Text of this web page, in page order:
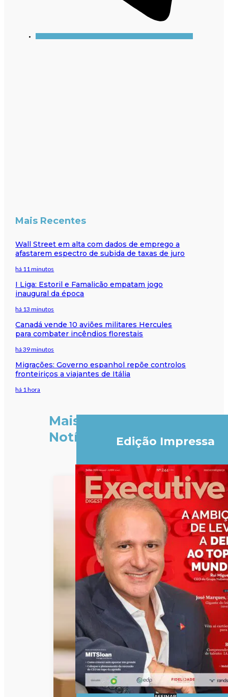
Mais Recentes
Wall Street em alta com dados de emprego a
afastarem espectro de subida de taxas de juro
há 11 minutos
I Liga: Estoril e Famalicão empatam jogo
inaugural da época
há 13 minutos
Canadá vende 10 aviões militares Hercules
para combater incêndios florestais
há 39 minutos
Migrações: Governo espanhol repõe controlos
fronteiriços a viajantes de Itália
há 1 hora
Mais
Notícias
Edição Impressa